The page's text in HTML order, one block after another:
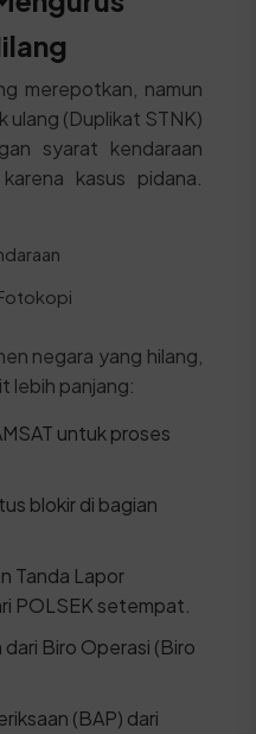
merepotkan, namun
ulang (Duplikat STNK)
syarat kendaraan
kasus pidana.
negara yang hilang,
lebih panjang:
untuk proses
blokir di bagian
Tanda Lapor
POLSEK setempat.
Biro Operasi (Biro
(BAP) dari